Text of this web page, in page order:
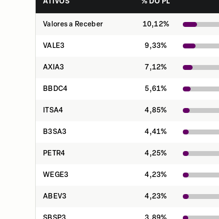
Valores a Receber 10,12%
VALE3 9,33%
AXIA3 7,12%
BBDC4 5,61%
ITSA4 4,85%
B3SA3 4,41%
PETR4 4,25%
WEGE3 4,23%
ABEV3 4,23%